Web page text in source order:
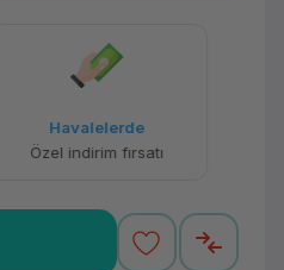
Havalelerde
Özel indirim fırsatı